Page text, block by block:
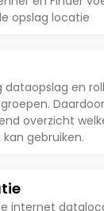
opslag locatie
dataopslag en
overzicht
gebruiken.
internet